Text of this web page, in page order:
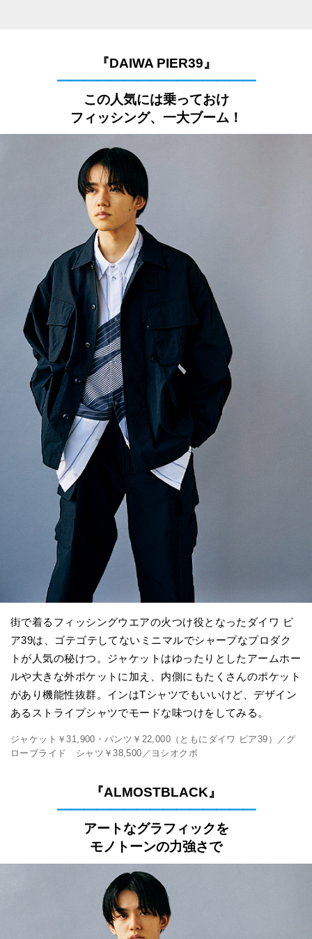
『DAIWA PIER39』
━━━━━━━━━━━━━━━
この人気には乗っておけ
フィッシング、一大ブーム！
街で着るフィッシングウエアの火つけ役となったダイワ ピ
ア39は、ゴテゴテしてないミニマルでシャープなプロダク
トが人気の秘けつ。ジャケットはゆったりとしたアームホー
ルや大きな外ポケットに加え、内側にもたくさんのポケット
があり機能性抜群。インはTシャツでもいいけど、デザイン
あるストライプシャツでモードな味つけをしてみる。
ジャケット￥31,900・パンツ￥22,000（ともにダイワ ピア39）／グ
ローブライド シャツ￥38,500／ヨシオクボ
『ALMOSTBLACK』
━━━━━━━━━━━━━━━
アートなグラフィックを
モノトーンの力強さで